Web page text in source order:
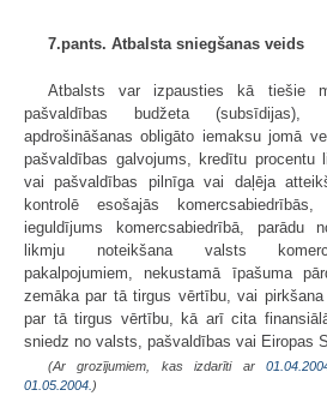
7.pants. Atbalsta sniegšanas veids
Atbalsts var izpausties kā tiešie
pašvaldības budžeta
apdrošināšanas obligāto iemaksu jomā
pašvaldības galvojums, kredītu procentu
vai pašvaldības pilnīga vai daļēja
kontrolē esošajās
ieguldījums komercsabiedrībā, parādu
likmju noteikšana valsts
pakalpojumiem, nekustamā īpašuma
zemāka par tā tirgus vērtību, vai
par tā tirgus vērtību, kā arī cita
sniedz no valsts, pašvaldības vai Eiropas
(Ar grozījumiem, kas izdarīti ar
01.05.2004.)